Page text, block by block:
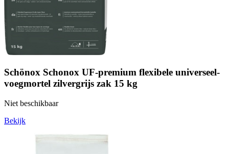
Schönox Schonox UF-premium flexibele universeel-
voegmortel zilvergrijs zak 15 kg
Niet beschikbaar
Bekijk